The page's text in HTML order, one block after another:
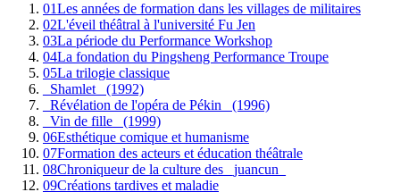
01Les années de formation dans les villages de militaires
02L'éveil théâtral à l'université Fu Jen
03La période du Performance Workshop
04La fondation du Pingsheng Performance Troupe
05La trilogie classique
_Shamlet_ (1992)
_Révélation de l'opéra de Pékin_ (1996)
_Vin de fille_ (1999)
06Esthétique comique et humanisme
07Formation des acteurs et éducation théâtrale
08Chroniqueur de la culture des _juancun_
09Créations tardives et maladie